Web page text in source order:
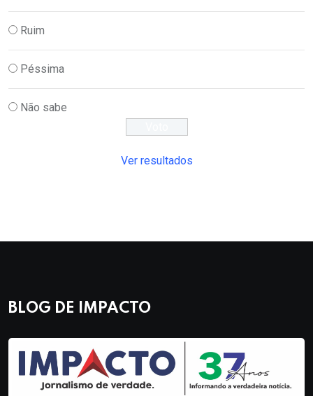
Ruim
Péssima
Não sabe
Ver resultados
BLOG DE IMPACTO